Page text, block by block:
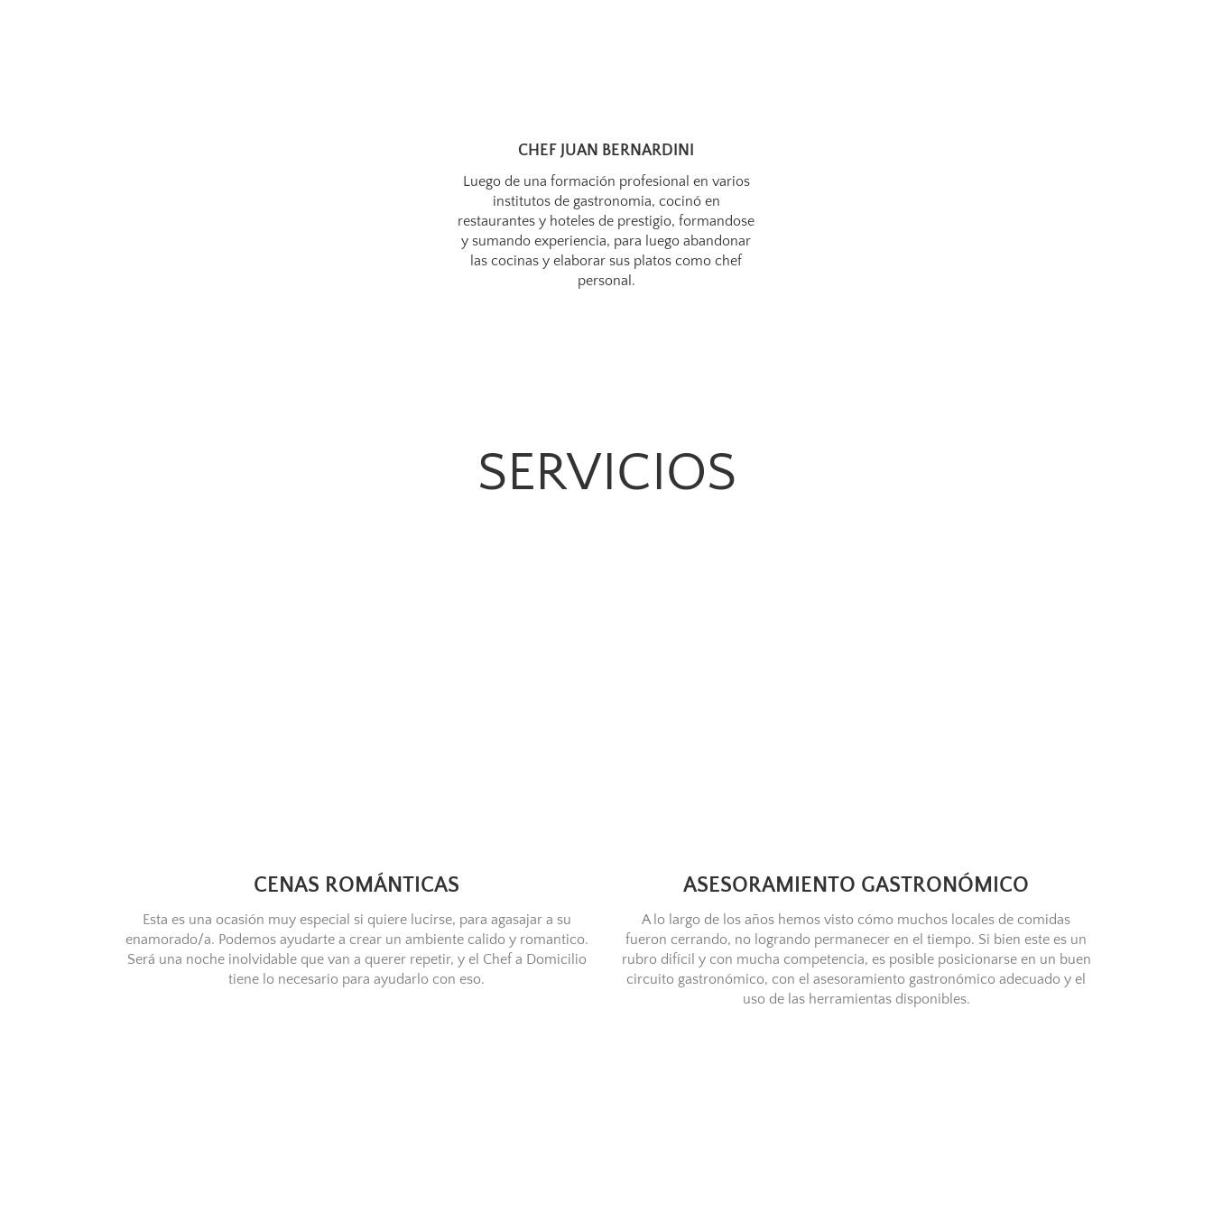
CHEF JUAN BERNARDINI
Luego de una formación profesional en varios
institutos de gastronomia, cocinó en
restaurantes y hoteles de prestigio, formandose
y sumando experiencia, para luego abandonar
las cocinas y elaborar sus platos como chef
personal.
SERVICIOS
CENAS ROMÁNTICAS
Esta es una ocasión muy especial si quiere lucirse, para agasajar a su
enamorado/a. Podemos ayudarte a crear un ambiente calido y romantico.
Será una noche inolvidable que van a querer repetir, y el Chef a Domicilio
tiene lo necesario para ayudarlo con eso.
ASESORAMIENTO GASTRONÓMICO
A lo largo de los años hemos visto cómo muchos locales de comidas
fueron cerrando, no logrando permanecer en el tiempo. Si bien este es un
rubro difícil y con mucha competencia, es posible posicionarse en un buen
circuito gastronómico, con el asesoramiento gastronómico adecuado y el
uso de las herramientas disponibles.